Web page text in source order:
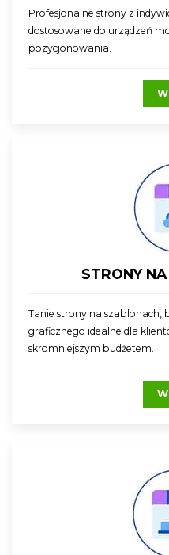
Profesjonalne strony z
dostosowane do urządzeń
pozycjonowania.
STRONY
Tanie strony na szablonach,
graficznego idealne dla
skromniejszym budżetem.